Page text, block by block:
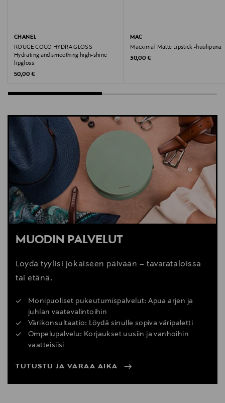
Avainsanat
alushousut, leggingsit, naisten alusvaatteet, mukavat
alushousut, joustavat alushousut, Chantelle
CHANEL
ROUGE COCO HYDRA GLOSS
Hydrating and smoothing high-shine
lipgloss
Original Price
50,00 €
MAC
Macximal Matte Lipstick -huulipuna
Original Price
30,00 €
MUODIN PALVELUT
Löydä tyylisi jokaiseen päivään – tavarataloissa
tai etänä.
Monipuoliset pukeutumispalvelut: Apua arjen ja
juhlan vaatevalintoihin
Värikonsultaatio: Löydä sinulle sopiva väripaletti
Ompelupalvelu: Korjaukset uusiin ja vanhoihin
vaatteisiisi
TUTUSTU JA VARAA AIKA